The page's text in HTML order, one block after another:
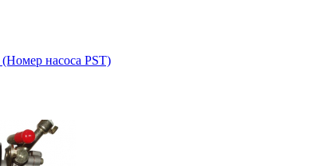
(Номер насоса PST)